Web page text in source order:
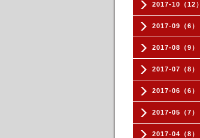
2017-10（12）
2017-09（6）
2017-08（9）
2017-07（8）
2017-06（6）
2017-05（7）
2017-04（8）